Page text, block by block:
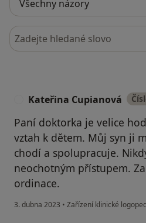
Hledejte v názorech
Kateřina Cupianová
Paní doktorka je velice
vztah k dětem. Můj syn ji
chodí a spolupracuje.
neochotným přístupem.
ordinace.
3. dubna 2023 • Zařízení klinické